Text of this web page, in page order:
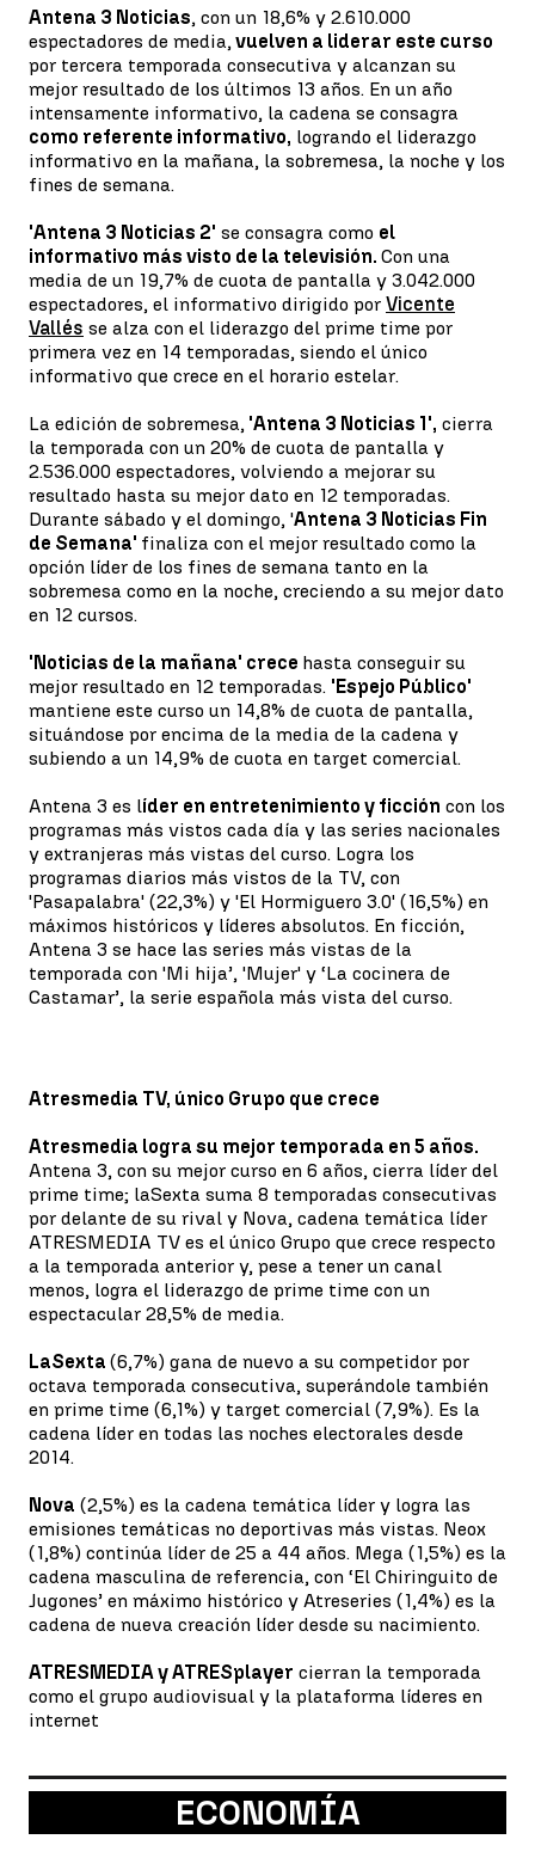
Antena 3 Noticias, con un 18,6% y 2.610.000
espectadores de media,vuelven a liderar este curso
por tercera temporada consecutiva y alcanzan su
mejor resultado de los últimos 13 años. En un año
intensamente informativo, la cadena se consagra
como referente informativo, logrando el liderazgo
informativo en la mañana, la sobremesa, la noche y los
fines de semana.
'Antena 3 Noticias 2' se consagra como el
informativo más visto de la televisión. Con una
media de un 19,7% de cuota de pantalla y 3.042.000
espectadores, el informativo dirigido por Vicente
Vallés se alza con el liderazgo del prime time por
primera vez en 14 temporadas, siendo el único
informativo que crece en el horario estelar.
La edición de sobremesa, 'Antena 3 Noticias 1', cierra
la temporada con un 20% de cuota de pantalla y
2.536.000 espectadores, volviendo a mejorar su
resultado hasta su mejor dato en 12 temporadas.
Durante sábado y el domingo, 'Antena 3 Noticias Fin
de Semana' finaliza con el mejor resultado como la
opción líder de los fines de semana tanto en la
sobremesa como en la noche, creciendo a su mejor dato
en 12 cursos.
'Noticias de la mañana' crece hasta conseguir su
mejor resultado en 12 temporadas. 'Espejo Público'
mantiene este curso un 14,8% de cuota de pantalla,
situándose por encima de la media de la cadena y
subiendo a un 14,9% de cuota en target comercial.
Antena 3 es líder en entretenimiento y ficción con los
programas más vistos cada día y las series nacionales
y extranjeras más vistas del curso. Logra los
programas diarios más vistos de la TV, con
'Pasapalabra' (22,3%) y 'El Hormiguero 3.0' (16,5%) en
máximos históricos y líderes absolutos. En ficción,
Antena 3 se hace las series más vistas de la
temporada con 'Mi hija’, 'Mujer' y ‘La cocinera de
Castamar’, la serie española más vista del curso.
Atresmedia TV, único Grupo que crece
Atresmedia logra su mejor temporada en 5 años.
Antena 3, con su mejor curso en 6 años, cierra líder del
prime time; laSexta suma 8 temporadas consecutivas
por delante de su rival y Nova, cadena temática líder
ATRESMEDIA TV es el único Grupo que crece respecto
a la temporada anterior y, pese a tener un canal
menos, logra el liderazgo de prime time con un
espectacular 28,5% de media.
LaSexta (6,7%) gana de nuevo a su competidor por
octava temporada consecutiva, superándole también
en prime time (6,1%) y target comercial (7,9%). Es la
cadena líder en todas las noches electorales desde
2014.
Nova (2,5%) es la cadena temática líder y logra las
emisiones temáticas no deportivas más vistas. Neox
(1,8%) continúa líder de 25 a 44 años. Mega (1,5%) es la
cadena masculina de referencia, con ‘El Chiringuito de
Jugones’ en máximo histórico y Atreseries (1,4%) es la
cadena de nueva creación líder desde su nacimiento.
ATRESMEDIA y ATRESplayer cierran la temporada
como el grupo audiovisual y la plataforma líderes en
internet
ECONOMÍA